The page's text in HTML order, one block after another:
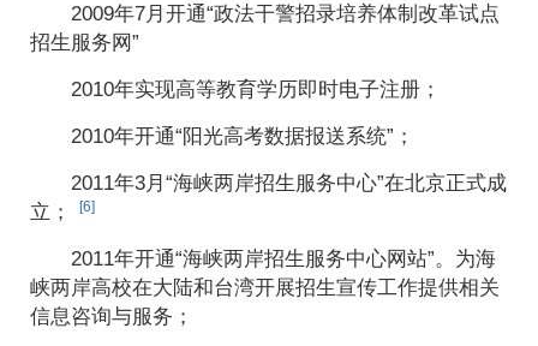
2009年7月开通“政法干警招录培养体制改革试点
招生服务网”
2010年实现高等教育学历即时电子注册；
2010年开通“阳光高考数据报送系统”；
2011年3月“海峡两岸招生服务中心”在北京正式成
立；
[6]
2011年开通“海峡两岸招生服务中心网站”。为海
峡两岸高校在大陆和台湾开展招生宣传工作提供相关
信息咨询与服务；